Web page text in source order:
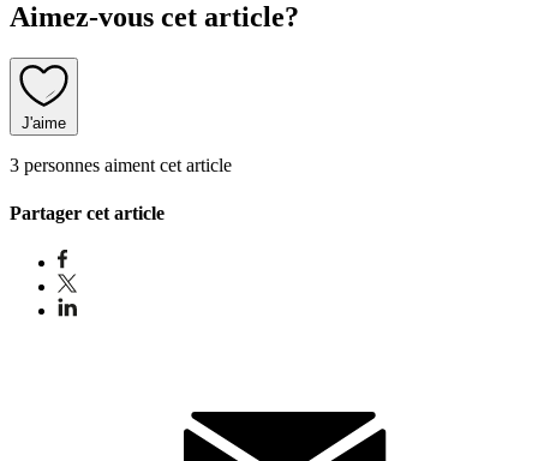
Aimez-vous cet article?
J'aime
3 personnes aiment cet article
Partager cet article